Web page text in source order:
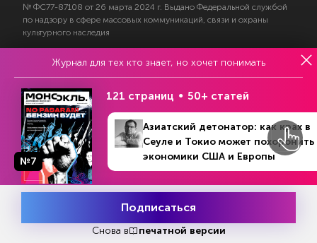
№ ФС77-87108 от 26 марта 2024 г. Выдано Федеральной службой
по надзору в сфере массовых коммуникаций, связи и охраны
культурного наследия
© 2017—2026 АНО «Творческий коллектив Эксперт»
Политика конфиденциальности
Условия использования материалов
Согласие на обработку персональных данных
На информационном ресурсе применяются
Журнал для тех кто знает, но хочет понимать
№7
121 страниц 50+ статей
Азиатский детонатор: как крах в
Сеуле и Токио может похоронить
экономики США и Европы
Подписаться
Снова в печатной версии